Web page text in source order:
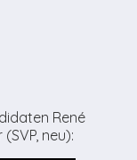
René
neu):